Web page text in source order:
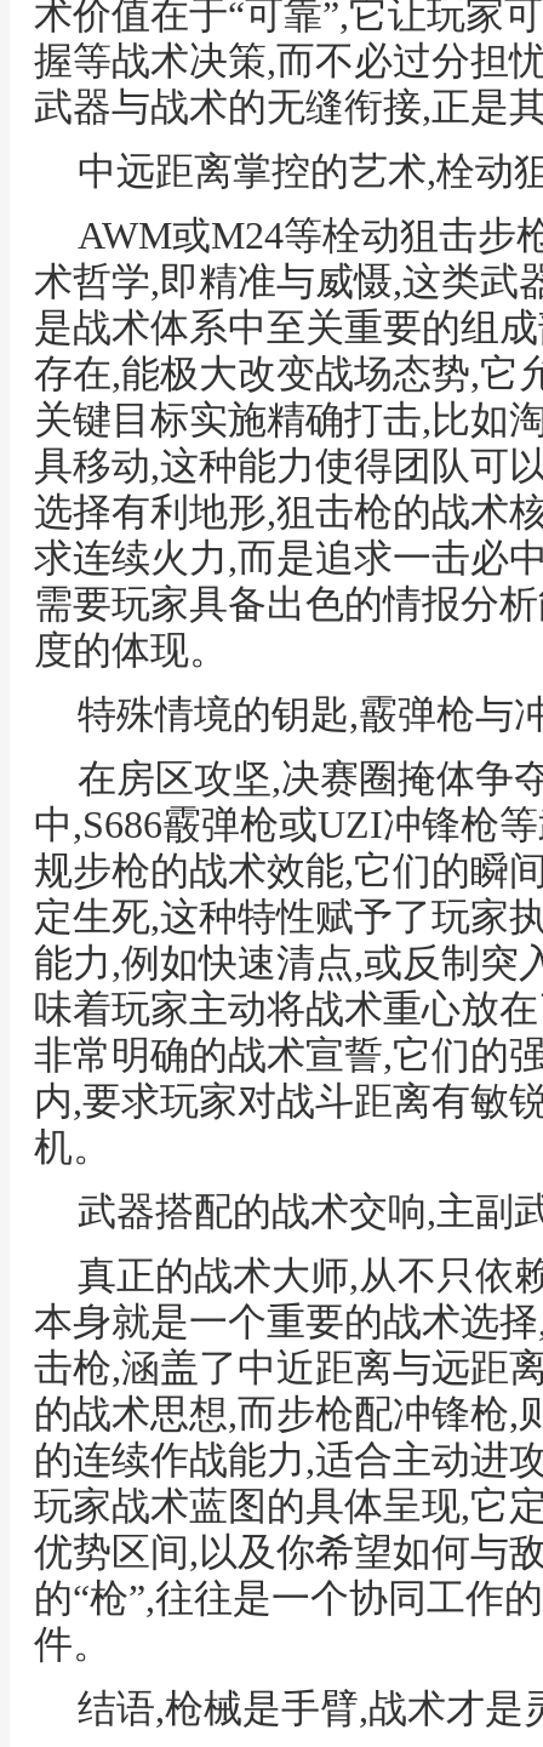
术价值在于“可靠”,它让玩家
握等战术决策,而不必过分担
武器与战术的无缝衔接,正是
中远距离掌控的艺术,栓动
AWM或M24等栓动狙击步
术哲学,即精准与威慑,这类武
是战术体系中至关重要的组
存在,能极大改变战场态势,它
关键目标实施精确打击,比如
具移动,这种能力使得团队可
选择有利地形,狙击枪的战术
求连续火力,而是追求一击必
需要玩家具备出色的情报分
度的体现。
特殊情境的钥匙,霰弹枪与
在房区攻坚,决赛圈掩体争
中,S686霰弹枪或UZI冲锋枪
规步枪的战术效能,它们的瞬
定生死,这种特性赋予了玩家
能力,例如快速清点,或反制突
味着玩家主动将战术重心放
非常明确的战术宣誓,它们的
内,要求玩家对战斗距离有敏
机。
武器搭配的战术交响,主副
真正的战术大师,从不只依
本身就是一个重要的战术选
击枪,涵盖了中近距离与远距
的战术思想,而步枪配冲锋枪,
的连续作战能力,适合主动进
玩家战术蓝图的具体呈现,它
优势区间,以及你希望如何与
的“枪”,往往是一个协同工作
件。
结语,枪械是手臂,战术才是